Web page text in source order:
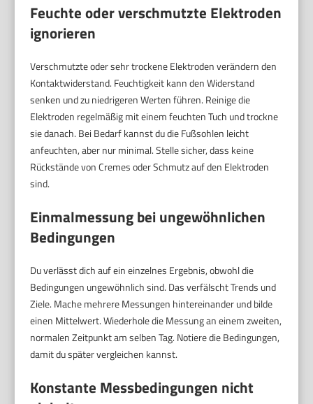
Feuchte oder verschmutzte Elektroden
ignorieren
Verschmutzte oder sehr trockene Elektroden verändern den
Kontaktwiderstand. Feuchtigkeit kann den Widerstand
senken und zu niedrigeren Werten führen. Reinige die
Elektroden regelmäßig mit einem feuchten Tuch und trockne
sie danach. Bei Bedarf kannst du die Fußsohlen leicht
anfeuchten, aber nur minimal. Stelle sicher, dass keine
Rückstände von Cremes oder Schmutz auf den Elektroden
sind.
Einmalmessung bei ungewöhnlichen
Bedingungen
Du verlässt dich auf ein einzelnes Ergebnis, obwohl die
Bedingungen ungewöhnlich sind. Das verfälscht Trends und
Ziele. Mache mehrere Messungen hintereinander und bilde
einen Mittelwert. Wiederhole die Messung an einem zweiten,
normalen Zeitpunkt am selben Tag. Notiere die Bedingungen,
damit du später vergleichen kannst.
Konstante Messbedingungen nicht